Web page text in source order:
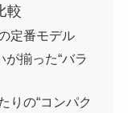
較
定番モデル
揃った“バラ
りの“コンパク